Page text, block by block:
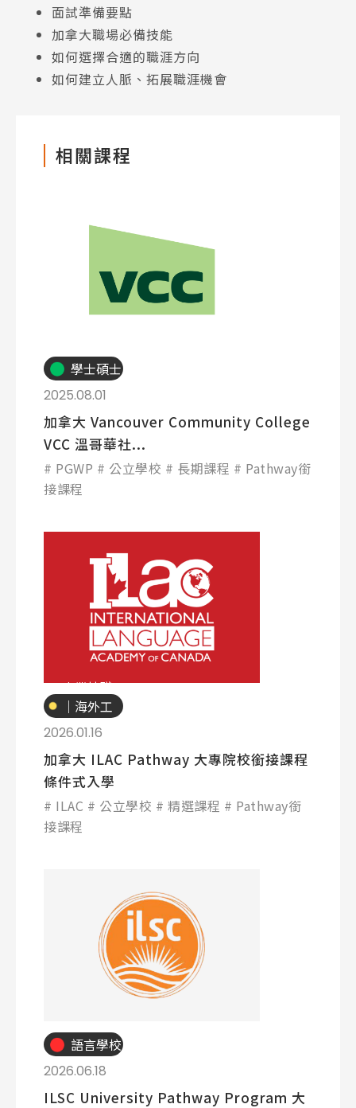
加拿大RO 任意門 遊學團
Promotion 最新優惠
Program 課程選擇
面試準備要點
加拿大職場必備技能
如何選擇合適的職涯方向
如何建立人脈、拓展職涯機會
相關課程
學士碩士
2025.08.01
加拿大 Vancouver Community College
VCC 溫哥華社...
PGWP 公立學校 長期課程
Pathway銜
接課程
專業技職
｜海外工
讀
2026.01.16
加拿大 ILAC Pathway 大專院校銜接課程
條件式入學
ILAC 公立學校 精選課程
Pathway銜
接課程
語言學校
2026.06.18
ILSC University Pathway Program 大